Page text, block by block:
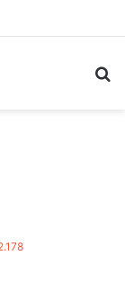
Italia